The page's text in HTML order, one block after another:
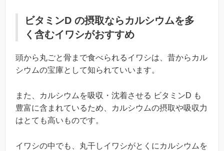
ビタミンD の摂取ならカルシウムを多
く含むイワシがおすすめ
頭から丸ごと骨まで食べられるイワシは、昔からカル
シウムの宝庫として知られていいます。
また、カルシウムを吸収・沈着させる ビタミンD も
豊富に含まれているため、カルシウムの摂取や吸収力
はとても高いものです。
イワシの中でも、丸干しイワシがとくにカルシウムを